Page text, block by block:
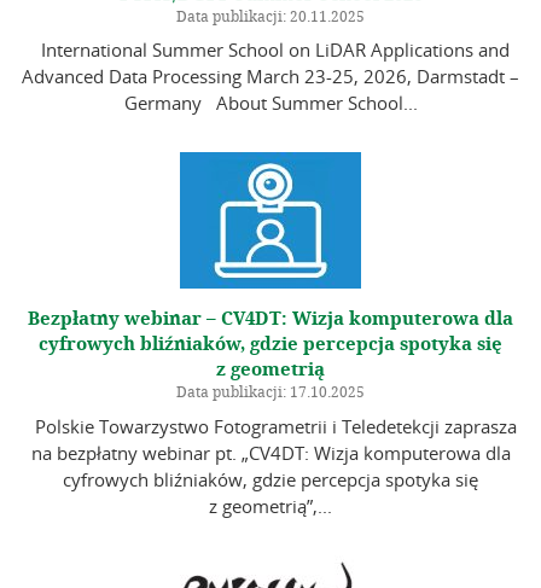
PTFiT/DGPF Summer School 2026
Data publikacji: 20.11.2025
International Summer School on LiDAR Applications and
Germany About Summer School...
Bezpłatny webinar – CV4DT: Wizja komputerowa dla
cyfrowych bliźniaków, gdzie percepcja spotyka się
z geometrią
Data publikacji: 17.10.2025
Polskie Towarzystwo Fotogrametrii i Teledetekcji zaprasza
na bezpłatny webinar pt. „CV4DT: Wizja komputerowa dla